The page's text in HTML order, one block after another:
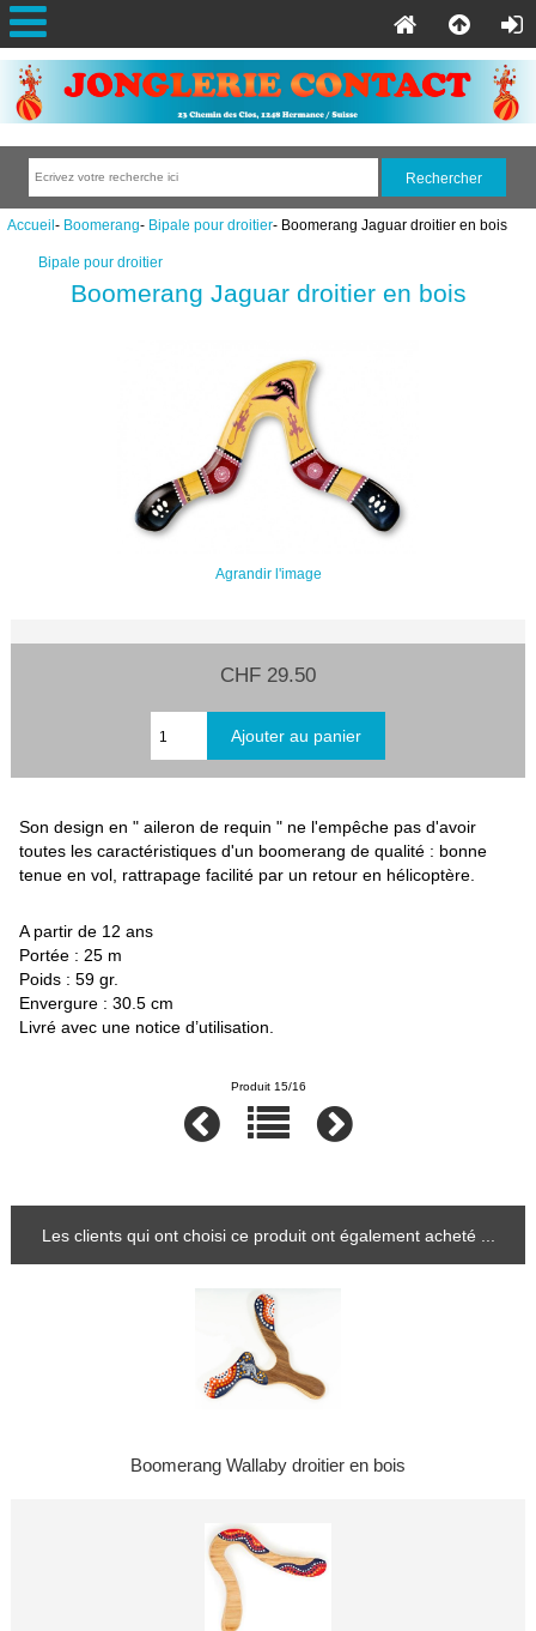
Accueil- Boomerang- Bipale pour droitier- Boomerang Jaguar droitier en bois
Bipale pour droitier
Boomerang Jaguar droitier en bois
Agrandir l'image
CHF 29.50
Son design en " aileron de requin " ne l'empêche pas d'avoir
toutes les caractéristiques d'un boomerang de qualité : bonne
tenue en vol, rattrapage facilité par un retour en hélicoptère.
A partir de 12 ans
Portée : 25 m
Poids : 59 gr.
Envergure : 30.5 cm
Livré avec une notice d’utilisation.
Produit 15/16
Les clients qui ont choisi ce produit ont également acheté ...
Boomerang Wallaby droitier en bois